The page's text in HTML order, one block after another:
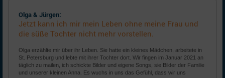
Olga & Jürgen:
Jetzt kann ich mir mein Leben ohne meine Frau und
die süße Tochter nicht mehr vorstellen.
Olga erzählte mir über ihr Leben. Sie hatte ein kleines Mädchen, arbeitete in
St. Petersburg und lebte mit ihrer Tochter dort. Wir fingen im Januar 2021 an
täglich zu mailen, ich schickte Bilder und eigene Songs, sie Bilder der Familie
und unserer kleinen Anna. Es wuchs in uns das Gefühl, dass wir uns